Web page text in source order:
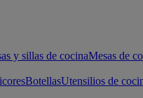
y sillas de cocinaMesas de
BotellasUtensilios de